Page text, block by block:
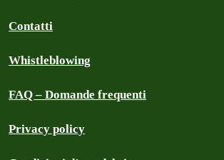
Contatti
Whistleblowing
FAQ – Domande frequenti
Privacy policy